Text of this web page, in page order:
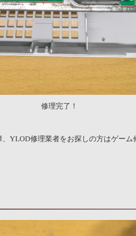
修理完了！
、YLOD修理業者をお探しの方はゲーム